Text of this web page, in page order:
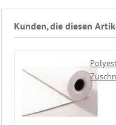
Kunden, die diesen